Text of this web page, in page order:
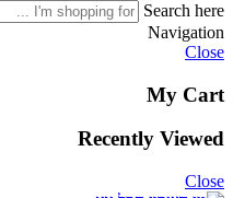
Search here
Navigation
Close
My Cart
Recently Viewed
Close